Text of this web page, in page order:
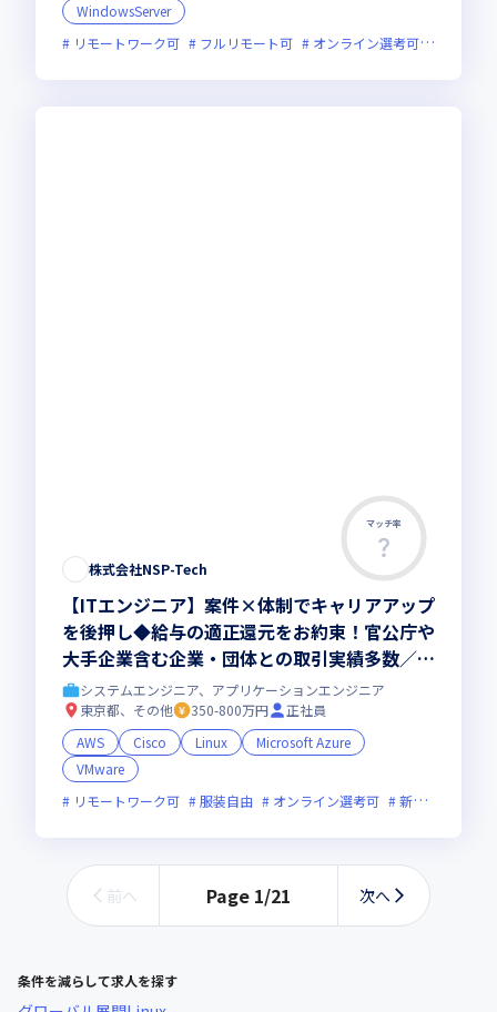
WindowsServer
リモートワーク可
フルリモート可 オンライン選考可
マッチ率
株式会社NSP-Tech
【ITエンジニア】案件×体制でキャリアアップ
を後押し◆給与の適正還元をお約束！官公庁や
大手企業含む企業・団体との取引実績多数／2
025年ホワイト企業・健康優良企業認定取得／
年休130日
システムエンジニア、アプリケーションエンジニア
東京都、その他
350-800万円
正社員
AWS
Cisco Linux
Microsoft Azure
VMware
リモートワーク可
服装自由 オンライン選考可 新規立ち上げ
前へ Page 1/21 次へ
条件を減らして求人を探す